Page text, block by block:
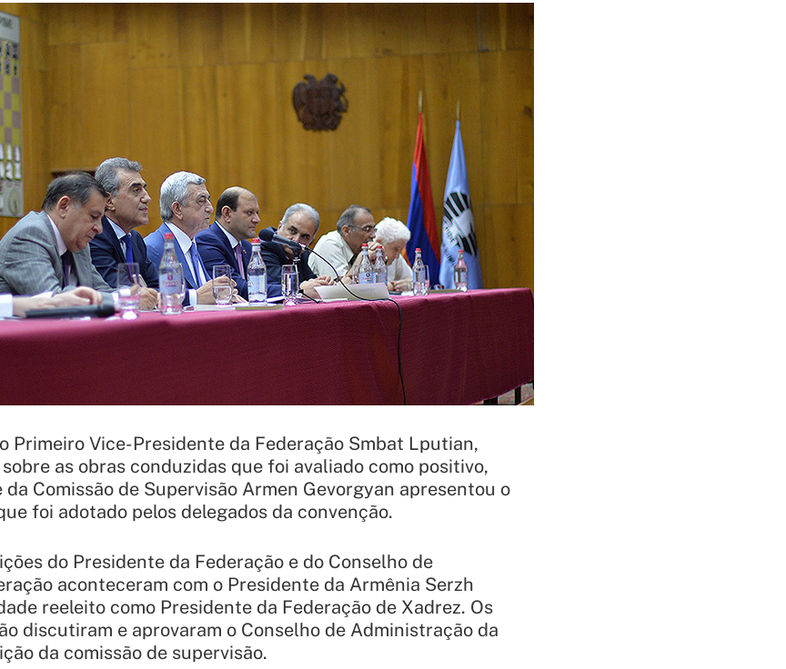
Primeiro Vice-Presidente da Federação Smbat Lputian,
as obras conduzidas que foi avaliado como positivo,
Comissão de Supervisão Armen Gevorgyan apresentou o
foi adotado pelos delegados da convenção.
do Presidente da Federação e do Conselho de
aconteceram com o Presidente da Armênia Serzh
reeleito como Presidente da Federação de Xadrez. Os
discutiram e aprovaram o Conselho de Administração da
da comissão de supervisão.